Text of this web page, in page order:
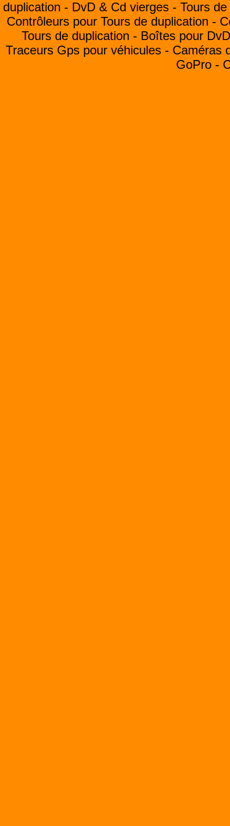
duplication - DvD & Cd vierges - Tours
Contrôleurs pour Tours de duplication -
Tours de duplication - Boîtes pour
Traceurs Gps pour véhicules - Caméras
GoPro -